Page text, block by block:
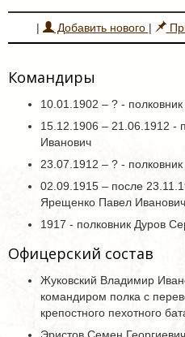
| Добавить нового |
Командиры
10.01.1902 – ? -
15.12.1906 – 21.06.1912 -
Иванович
23.07.1912 – ? -
02.09.1915 – после
Ярещенко Павел Иванович
1917 - полковник Дуров
Офицерский состав
Жуковский Владимир
командиром полка с
крепостного пехотного